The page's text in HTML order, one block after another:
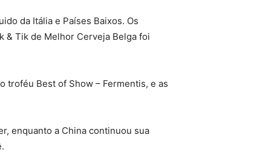
da Itália e Países Baixos. Os
& Tik de Melhor Cerveja Belga foi
troféu Best of Show – Fermentis, e as
enquanto a China continuou sua